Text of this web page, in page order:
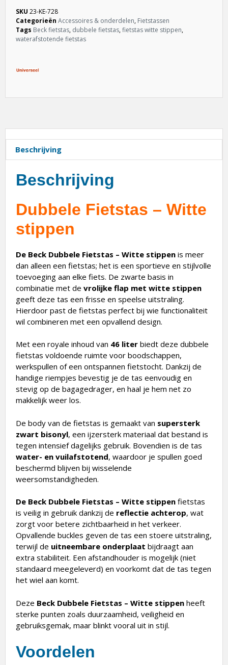
SKU 23-KE-728
Categorieën Accessoires & onderdelen, Fietstassen
Tags Beck fietstas, dubbele fietstas,fietstas witte stippen,
waterafstotende fietstas
Beschrijving
Beschrijving
Dubbele Fietstas – Witte
stippen
De Beck Dubbele Fietstas – Witte stippen is meer
dan alleen een fietstas; het is een sportieve en stijlvolle
toevoeging aan elke fiets. De zwarte basis in
combinatie met de vrolijke flap met witte stippen
geeft deze tas een frisse en speelse uitstraling.
Hierdoor past de fietstas perfect bij wie functionaliteit
wil combineren met een opvallend design.
Met een royale inhoud van 46 liter biedt deze dubbele
fietstas voldoende ruimte voor boodschappen,
werkspullen of een ontspannen fietstocht. Dankzij de
handige riempjes bevestig je de tas eenvoudig en
stevig op de bagagedrager, en haal je hem net zo
makkelijk weer los.
De body van de fietstas is gemaakt van supersterk
zwart bisonyl, een ijzersterk materiaal dat bestand is
tegen intensief dagelijks gebruik. Bovendien is de tas
water- en vuilafstotend, waardoor je spullen goed
beschermd blijven bij wisselende
weersomstandigheden.
De Beck Dubbele Fietstas – Witte stippen fietstas
is veilig in gebruik dankzij de reflectie achterop, wat
zorgt voor betere zichtbaarheid in het verkeer.
Opvallende buckles geven de tas een stoere uitstraling,
terwijl de uitneembare onderplaat bijdraagt aan
extra stabiliteit. Een afstandhouder is mogelijk (niet
standaard meegeleverd) en voorkomt dat de tas tegen
het wiel aan komt.
Deze Beck Dubbele Fietstas – Witte stippen heeft
sterke punten zoals duurzaamheid, veiligheid en
gebruiksgemak, maar blinkt vooral uit in stijl.
Voordelen